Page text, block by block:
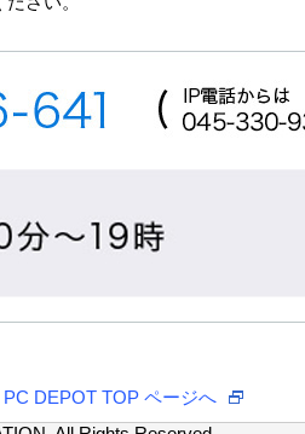
PC DEPOT TOP ページへ